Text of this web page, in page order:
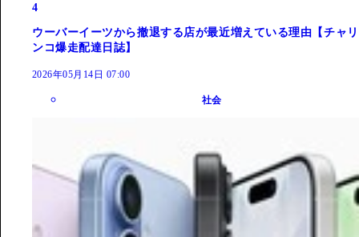
4
ウーバーイーツから撤退する店が最近増えている理由【チャリ
ンコ爆走配達日誌】
2026年05月14日 07:00
社会